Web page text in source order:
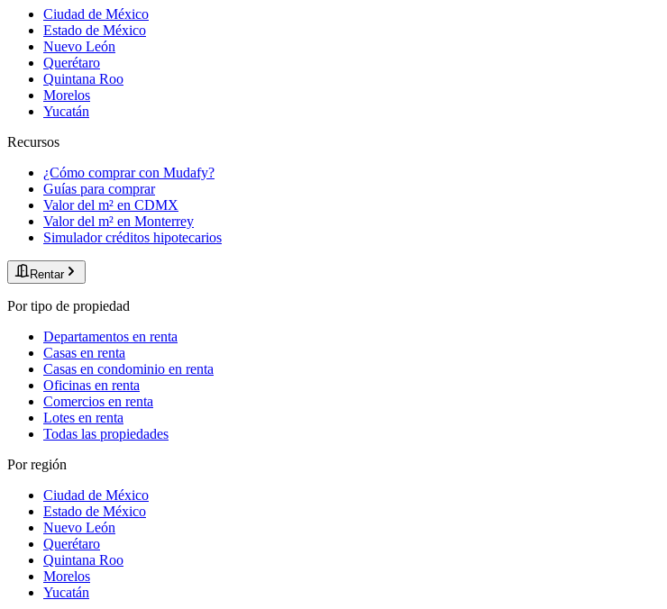
Ciudad de México
Estado de México
Nuevo León
Querétaro
Quintana Roo
Morelos
Yucatán
Recursos
¿Cómo comprar con Mudafy?
Guías para comprar
Valor del m² en CDMX
Valor del m² en Monterrey
Simulador créditos hipotecarios
Rentar
Por tipo de propiedad
Departamentos en renta
Casas en renta
Casas en condominio en renta
Oficinas en renta
Comercios en renta
Lotes en renta
Todas las propiedades
Por región
Ciudad de México
Estado de México
Nuevo León
Querétaro
Quintana Roo
Morelos
Yucatán